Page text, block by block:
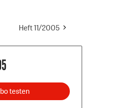
Heft 11/2005
testen